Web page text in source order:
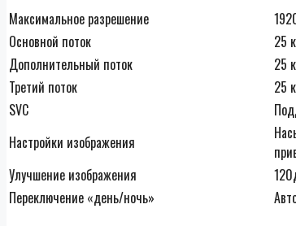
Максимальное разрешение
Основной поток
25
Дополнительный поток
25
Третий поток
25
SVC
Настройки изображения
Улучшение изображения
Переключение «день/ночь»